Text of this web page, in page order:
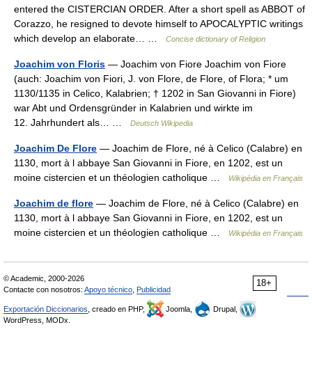
entered the CISTERCIAN ORDER. After a short spell as ABBOT of
Corazzo, he resigned to devote himself to APOCALYPTIC writings
which develop an elaborate… …
Concise dictionary of Religion
Joachim von Floris — Joachim von Fiore Joachim von Fiore
(auch: Joachim von Fiori, J. von Flore, de Flore, of Flora; * um
1130/1135 in Celico, Kalabrien; † 1202 in San Giovanni in Fiore)
war Abt und Ordensgründer in Kalabrien und wirkte im
12. Jahrhundert als… …
Deutsch Wikipedia
Joachim De Flore — Joachim de Flore, né à Celico (Calabre) en
1130, mort à l abbaye San Giovanni in Fiore, en 1202, est un
moine cistercien et un théologien catholique …
Wikipédia en Français
Joachim de flore — Joachim de Flore, né à Celico (Calabre) en
1130, mort à l abbaye San Giovanni in Fiore, en 1202, est un
moine cistercien et un théologien catholique …
Wikipédia en Français
18+
© Academic, 2000-2026
Contacte con nosotros: Apoyo técnico Publicidad
Exportación Diccionarios , creado en PHP, Joomla,
Drupal,
WordPress, MODx.